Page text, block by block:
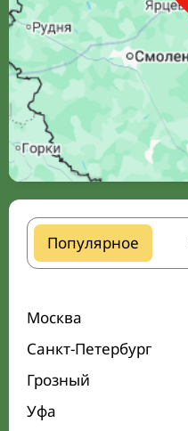
Популярное
Москва
Санкт-Петербург
Грозный
Уфа